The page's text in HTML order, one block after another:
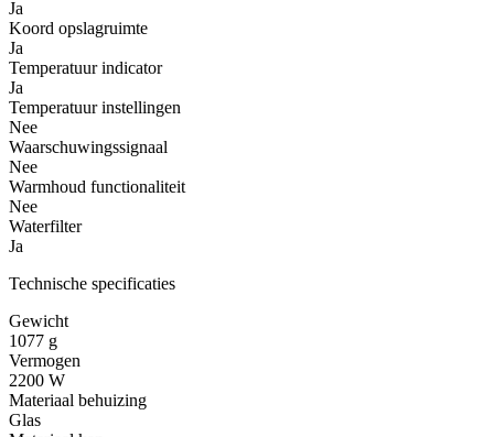
Ja
Koord opslagruimte
Ja
Temperatuur indicator
Ja
Temperatuur instellingen
Nee
Waarschuwingssignaal
Nee
Warmhoud functionaliteit
Nee
Waterfilter
Ja
Technische specificaties
Gewicht
1077 g
Vermogen
2200 W
Materiaal behuizing
Glas